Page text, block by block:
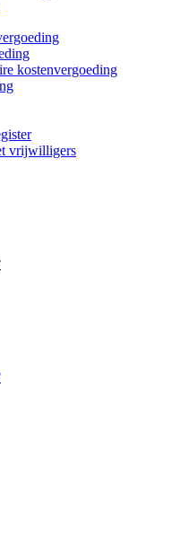
kostenvergoeding
vrijwilligers